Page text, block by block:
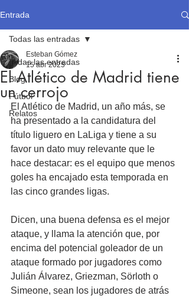
Entrada
Todas las entradas
Blog
Fútbol
Relatos
Todas las entradas
El Atlético de Madrid tiene
un cerrojo
Esteban Gómez
15 abr 2025
El Atlético de Madrid, un año más, se
ha presentado a la candidatura del
título liguero en LaLiga y tiene a su
favor un dato muy relevante que le
hace destacar: es el equipo que menos
goles ha encajado esta temporada en
las cinco grandes ligas.
Dicen, una buena defensa es el mejor
ataque, y llama la atención que, por
encima del potencial goleador de un
ataque formado por jugadores como
Julián Álvarez, Griezman, Sörloth o
Simeone, sean los jugadores de atrás